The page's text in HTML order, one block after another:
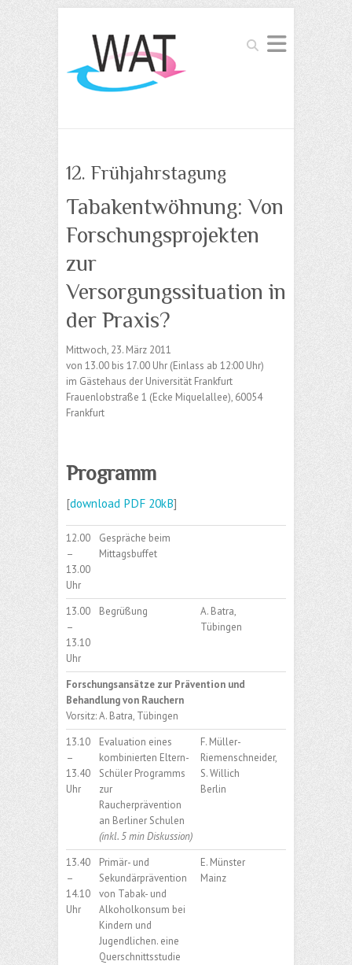
Suchen
12. Frühjahrstagung
Tabakentwöhnung: Von
Forschungsprojekten
zur
Versorgungssituation in
der Praxis?
Mittwoch, 23. März 2011
von 13.00 bis 17.00 Uhr (Einlass ab 12:00 Uhr)
im Gästehaus der Universität Frankfurt
Frauenlobstraße 1 (Ecke Miquelallee), 60054
Frankfurt
Programm
[download PDF 20kB]
12.00
–
13.00
Uhr
Gespräche beim
Mittagsbuffet
13.00
–
13.10
Uhr
Begrüßung
A. Batra,
Tübingen
Forschungsansätze zur Prävention und
Behandlung von Rauchern
Vorsitz: A. Batra, Tübingen
13.10
–
13.40
Uhr
Evaluation eines
kombinierten Eltern-
Schüler Programms
zur
Raucherprävention
an Berliner Schulen
(inkl. 5 min Diskussion)
F. Müller-
Riemenschneider,
S. Willich
Berlin
13.40
–
14.10
Uhr
Primär- und
Sekundärprävention
von Tabak- und
Alkoholkonsum bei
Kindern und
Jugendlichen. eine
Querschnittsstudie
E. Münster
Mainz